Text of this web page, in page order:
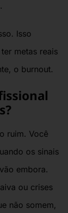
Isso
metas reais
o burnout.
ruim. Você
os sinais
embora.
ou crises
não somem,